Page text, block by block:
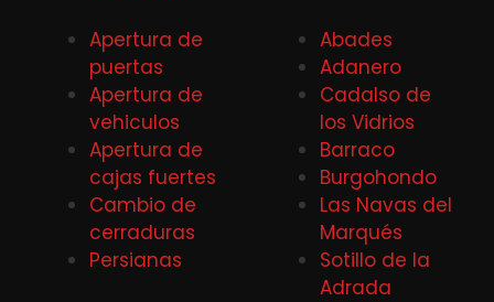
Apertura de
puertas
Apertura de
vehiculos
Apertura de
cajas fuertes
Cambio de
cerraduras
Persianas
Abades
Adanero
Cadalso de
los Vidrios
Barraco
Burgohondo
Las Navas del
Marqués
Sotillo de la
Adrada